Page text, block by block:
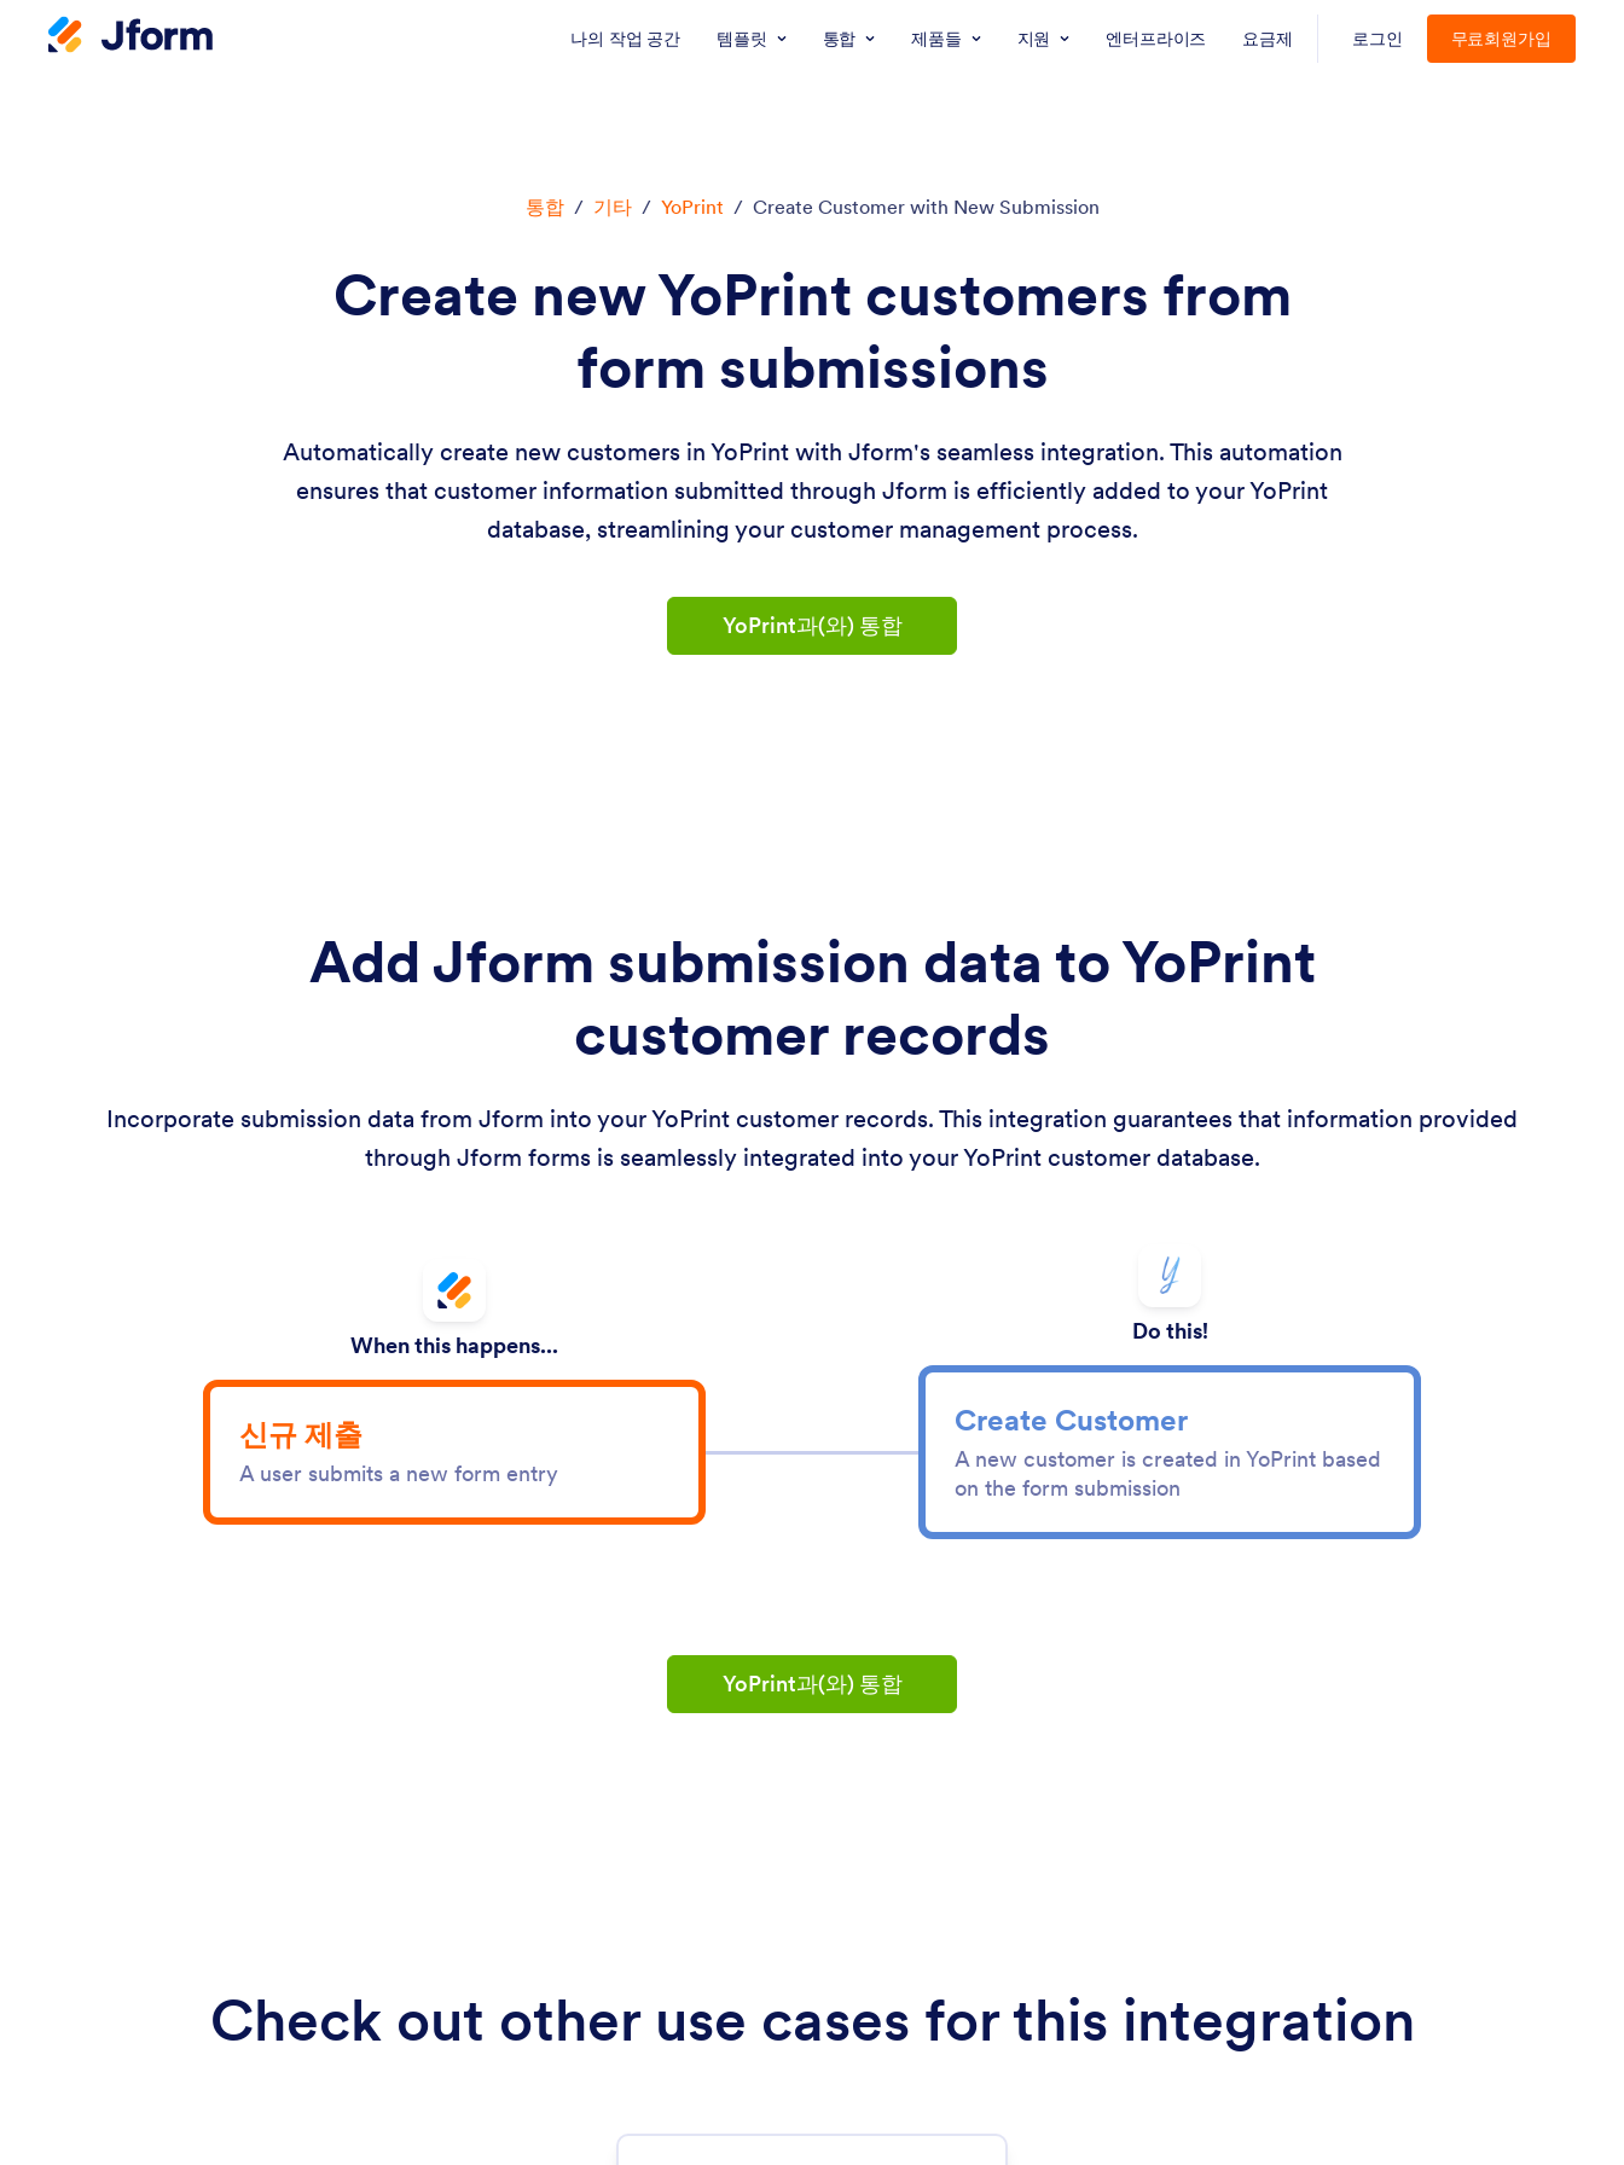
나의 작업 공간 템플릿 통합 제품들 지원 엔터프라이즈 요금제 로그인 무료회원가입
통합 / 기타 / YoPrint / Create Customer with New Submission
Create new YoPrint customers from
form submissions
Automatically create new customers in YoPrint with Jform's seamless integration. This automation
ensures that customer information submitted through Jform is efficiently added to your YoPrint
database, streamlining your customer management process.
YoPrint과(와) 통합
Add Jform submission data to YoPrint
customer records
Incorporate submission data from Jform into your YoPrint customer records. This integration guarantees that information provided
through Jform forms is seamlessly integrated into your YoPrint customer database.
When this happens...
신규 제출
A user submits a new form entry
Do this!
Create Customer
A new customer is created in YoPrint based
on the form submission
YoPrint과(와) 통합
Check out other use cases for this integration